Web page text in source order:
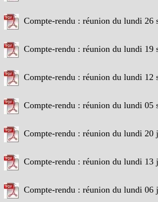
Compte-rendu : réunion du lundi 26
Compte-rendu : réunion du lundi 19
Compte-rendu : réunion du lundi 12
Compte-rendu : réunion du lundi 05
Compte-rendu : réunion du lundi 20
Compte-rendu : réunion du lundi 13
Compte-rendu : réunion du lundi 06